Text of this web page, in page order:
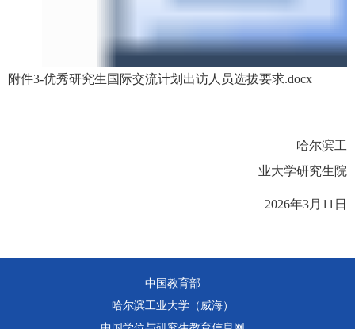
附件3-优秀研究生国际交流计划出访人员选拔要求.docx
哈尔滨工
业大学研究生院
2026年3月 1 1 日
中国教育部
哈尔滨工业大学（威海）